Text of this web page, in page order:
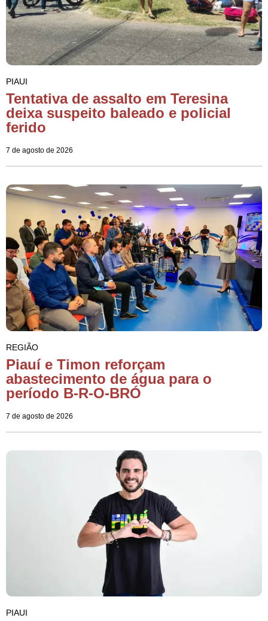
PIAUI
Tentativa de assalto em Teresina
deixa suspeito baleado e policial
ferido
7 de agosto de 2026
REGIÃO
Piauí e Timon reforçam
abastecimento de água para o
período B-R-O-BRÓ
7 de agosto de 2026
PIAUI